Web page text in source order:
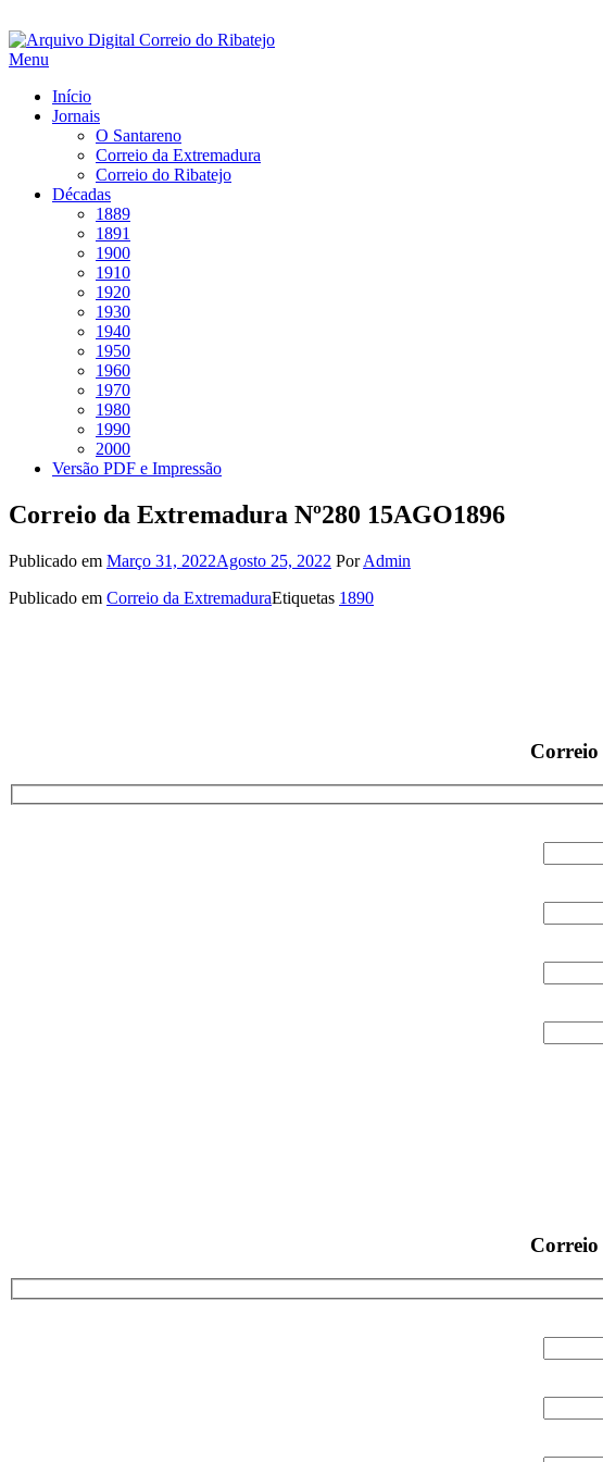
Saltar
para
Menu
Início
Jornais
O Santareno
Correio da Extremadura
Correio do Ribatejo
Décadas
1889
1891
1900
1910
1920
1930
1940
1950
1960
1970
1980
1990
2000
Versão PDF e Impressão
Correio da Extremadura Nº280 15AGO1896
Publicado em Março 31, 2022Agosto 25, 2022 PorAdmin
Publicado em Correio da ExtremaduraEtiquetas 1890
Correio
Correio